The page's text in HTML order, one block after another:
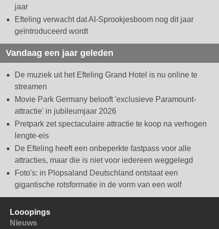
jaar
Efteling verwacht dat AI-Sprookjesboom nog dit jaar
geïntroduceerd wordt
Vandaag een jaar geleden
De muziek uit het Efteling Grand Hotel is nu online te
streamen
Movie Park Germany belooft 'exclusieve Paramount-
attractie' in jubileumjaar 2026
Pretpark zet spectaculaire attractie te koop na verhogen
lengte-eis
De Efteling heeft een onbeperkte fastpass voor alle
attracties, maar die is niet voor iedereen weggelegd
Foto's: in Plopsaland Deutschland ontstaat een
gigantische rotsformatie in de vorm van een wolf
Looopings
Nieuws